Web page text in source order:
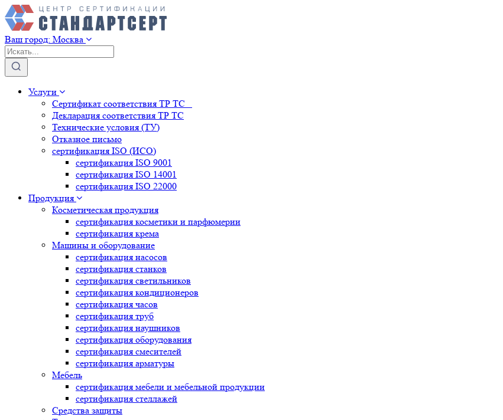
Ваш город: Москва
Услуги
Сертификат соответствия ТР ТС
Декларация соответствия ТР ТС
Технические условия (ТУ)
Отказное письмо
сертификация ISO (ИСО)
сертификация ISO 9001
сертификация ISO 14001
сертификация ISO 22000
Продукция
Косметическая продукция
сертификация косметики и парфюмерии
сертификация крема
Машины и оборудование
сертификация насосов
сертификация станков
сертификация светильников
сертификация кондиционеров
сертификация часов
сертификация труб
сертификация наушников
сертификация оборудования
сертификация смесителей
сертификация арматуры
Мебель
сертификация мебели и мебельной продукции
сертификация стеллажей
Средства защиты